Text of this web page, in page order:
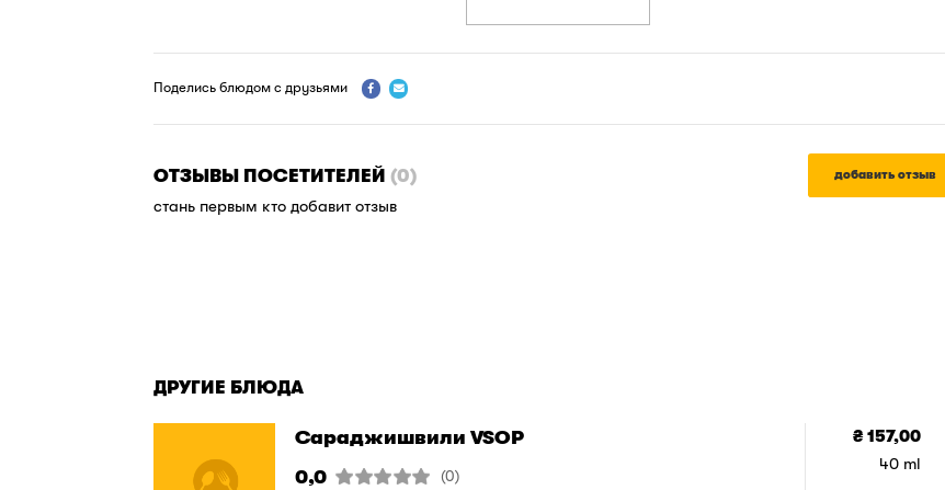
Поделись блюдом с друзьями  
ОТЗЫВЫ ПОСЕТИТЕЛЕЙ (0)
cтань первым кто добавит отзыв
добавить отзыв
ДРУГИЕ БЛЮДА
Сараджишвили VSOP
0,0
(0)
₴ 157,00
40 ml